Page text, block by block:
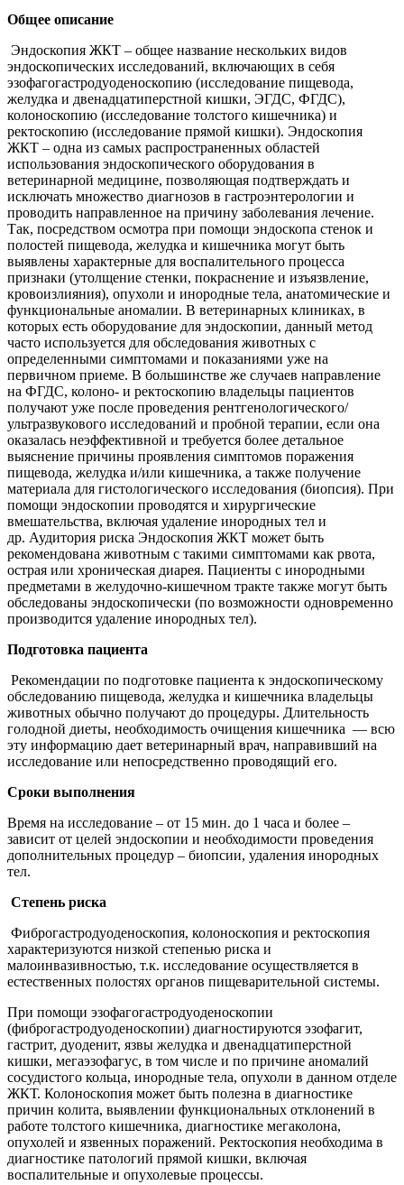
Общее описание
Эндоскопия ЖКТ – общее название нескольких видов
эндоскопических исследований, включающих в себя
эзофагогастродуоденоскопию (исследование пищевода,
желудка и двенадцатиперстной кишки, ЭГДС, ФГДС),
колоноскопию (исследование толстого кишечника) и
ректоскопию (исследование прямой кишки). Эндоскопия
ЖКТ – одна из самых распространенных областей
использования эндоскопического оборудования в
ветеринарной медицине, позволяющая подтверждать и
исключать множество диагнозов в гастроэнтерологии и
проводить направленное на причину заболевания лечение.
Так, посредством осмотра при помощи эндоскопа стенок и
полостей пищевода, желудка и кишечника могут быть
выявлены характерные для воспалительного процесса
признаки (утолщение стенки, покраснение и изъязвление,
кровоизлияния), опухоли и инородные тела, анатомические и
функциональные аномалии. В ветеринарных клиниках, в
которых есть оборудование для эндоскопии, данный метод
часто используется для обследования животных с
определенными симптомами и показаниями уже на
первичном приеме. В большинстве же случаев направление
на ФГДС, колоно- и ректоскопию владельцы пациентов
получают уже после проведения рентгенологического/
ультразвукового исследований и пробной терапии, если она
оказалась неэффективной и требуется более детальное
выяснение причины проявления симптомов поражения
пищевода, желудка и/или кишечника, а также получение
материала для гистологического исследования (биопсия). При
помощи эндоскопии проводятся и хирургические
вмешательства, включая удаление инородных тел и
др. Аудитория риска Эндоскопия ЖКТ может быть
рекомендована животным с такими симптомами как рвота,
острая или хроническая диарея. Пациенты с инородными
предметами в желудочно-кишечном тракте также могут быть
обследованы эндоскопически (по возможности одновременно
производится удаление инородных тел).
Подготовка пациента
Рекомендации по подготовке пациента к эндоскопическому
обследованию пищевода, желудка и кишечника владельцы
животных обычно получают до процедуры. Длительность
голодной диеты, необходимость очищения кишечника — всю
эту информацию дает ветеринарный врач, направивший на
исследование или непосредственно проводящий его.
Сроки выполнения
Время на исследование – от 15 мин. до 1 часа и более –
зависит от целей эндоскопии и необходимости проведения
дополнительных процедур – биопсии, удаления инородных
тел.
Степень риска
Фиброгастродуоденоскопия, колоноскопия и ректоскопия
характеризуются низкой степенью риска и
малоинвазивностью, т.к. исследование осуществляется в
естественных полостях органов пищеварительной системы.
При помощи эзофагогастродуоденоскопии
(фиброгастродуоденоскопии) диагностируются эзофагит,
гастрит, дуоденит, язвы желудка и двенадцатиперстной
кишки, мегаэзофагус, в том числе и по причине аномалий
сосудистого кольца, инородные тела, опухоли в данном отделе
ЖКТ. Колоноскопия может быть полезна в диагностике
причин колита, выявлении функциональных отклонений в
работе толстого кишечника, диагностике мегаколона,
опухолей и язвенных поражений. Ректоскопия необходима в
диагностике патологий прямой кишки, включая
воспалительные и опухолевые процессы.